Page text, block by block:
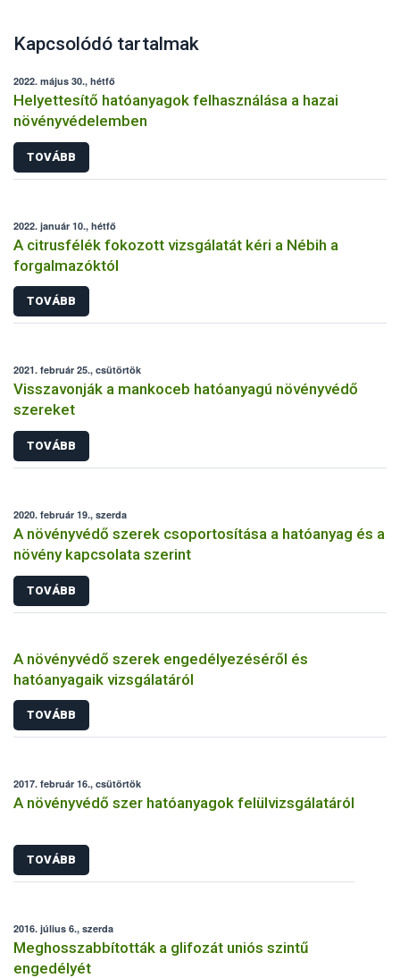
Kapcsolódó tartalmak
2022. május 30., hétfő
Helyettesítő hatóanyagok felhasználása a hazai
növényvédelemben
TOVÁBB
2022. január 10., hétfő
A citrusfélék fokozott vizsgálatát kéri a Nébih a
forgalmazóktól
TOVÁBB
2021. február 25., csütörtök
Visszavonják a mankoceb hatóanyagú növényvédő
szereket
TOVÁBB
2020. február 19., szerda
A növényvédő szerek csoportosítása a hatóanyag és a
növény kapcsolata szerint
TOVÁBB
A növényvédő szerek engedélyezéséről és
hatóanyagaik vizsgálatáról
TOVÁBB
2017. február 16., csütörtök
A növényvédő szer hatóanyagok felülvizsgálatáról
TOVÁBB
2016. július 6., szerda
Meghosszabbították a glifozát uniós szintű
engedélyét